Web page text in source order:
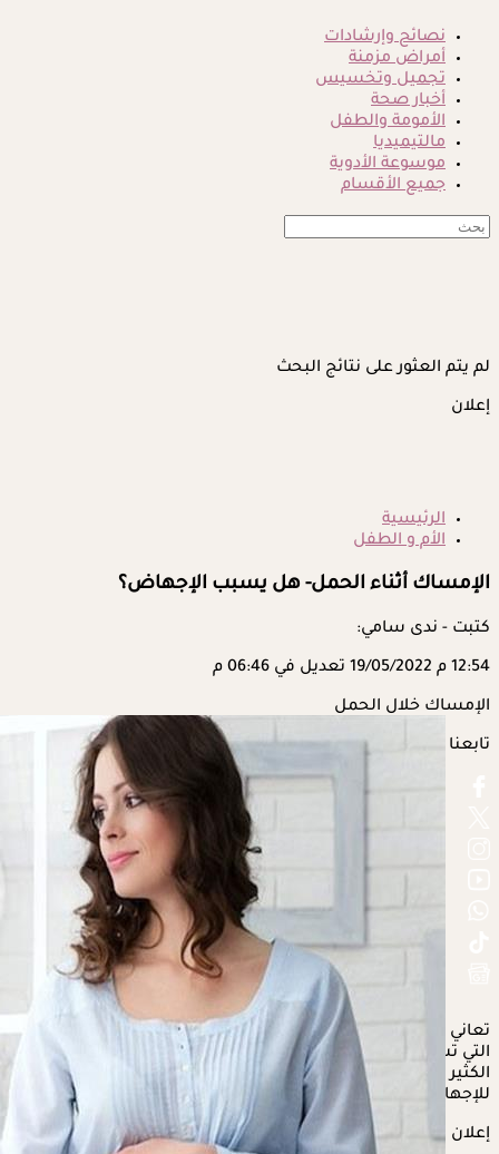
نصائح وإرشادات
أمراض مزمنة
تجميل وتخسيس
أخبار صحة
الأمومة والطفل
مالتيميديا
موسوعة الأدوية
جميع الأقسام
لم يتم العثور على نتائج البحث
إعلان
الرئيسية
الأم و الطفل
الإمساك أثناء الحمل- هل يسبب الإجهاض؟
كتبت - ندى سامي:
12:54 م 19/05/2022 تعديل في 06:46 م
الإمساك خلال الحمل
تابعنا على
تعاني السيدات أثناء الحمل
بالعديد من التغيرات البدنية والنفسية،
التي تسبب أعراضًا مزعجة، ويعد الإمساكأبرزها، وتتخوف الكثير
الكثير من النساء الحوامل منه، خشية من تسببه في التعرض
للإجهاض.
إعلان